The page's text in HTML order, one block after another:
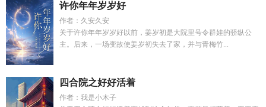
许你年年岁岁好
作者：久安久安
关于许你年年岁岁好以前，姜岁初是大院里号令群娃的骄纵公
主。后来，一场变故使姜岁初失去了家，并与青梅竹...
四合院之好好活着
作者：我是小木子